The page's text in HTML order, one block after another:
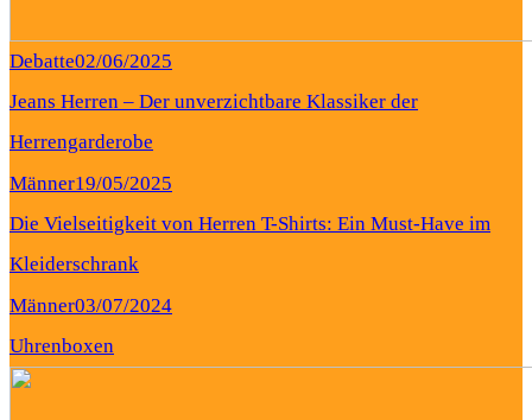
Debatte02/06/2025
Jeans Herren – Der unverzichtbare Klassiker der
Herrengarderobe
Männer19/05/2025
Die Vielseitigkeit von Herren T-Shirts: Ein Must-Have im
Kleiderschrank
Männer03/07/2024
Uhrenboxen